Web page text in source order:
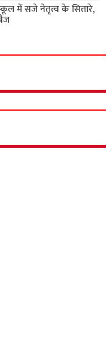
में सजे नेतृत्व के सितारे,